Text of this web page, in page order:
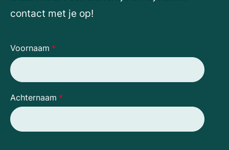
contact met je op!
Voornaam *
Achternaam *